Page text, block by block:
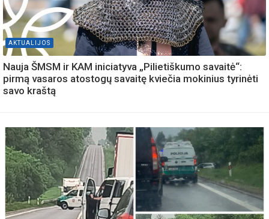
AKTUALIJOS
Nauja ŠMSM ir KAM iniciatyva „Pilietiškumo savaitė“:
pirmą vasaros atostogų savaitę kviečia mokinius tyrinėti
savo kraštą